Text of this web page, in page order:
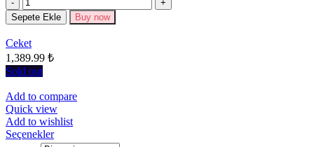
Seçenekler
seçilebilir
Sepete Ekle Buy now
Ceket
1,389.99 ₺
Sold out
Add to compare
Quick view
Add to wishlist
SeçeneklerBu